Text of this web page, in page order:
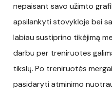
nepaisant savo užimto
apsilankyti stovykloje bei
labiau sustiprino tikėjimą
darbu per treniruotes
tikslų. Po treniruotės
pasidaryti atminimo